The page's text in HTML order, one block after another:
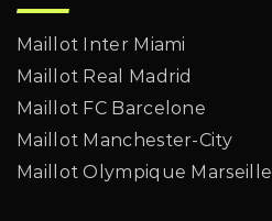
Maillot Inter Miami
Maillot Real Madrid
Maillot FC Barcelone
Maillot Manchester-City
Maillot Olympique Marseille